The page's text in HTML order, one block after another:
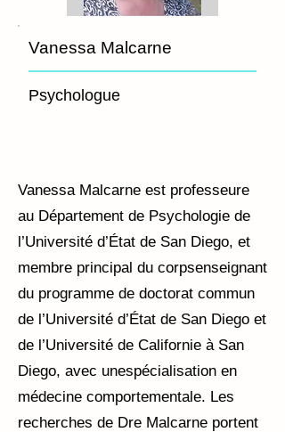
Vanessa Malcarne
Psychologue
Vanessa Malcarne est professeure
au Département de Psychologie de
l’Université d’État de San Diego, et
membre principal du corpsenseignant
du programme de doctorat commun
de l’Université d’État de San Diego et
de l’Université de Californie à San
Diego, avec unespécialisation en
médecine comportementale. Les
recherches de Dre Malcarne portent